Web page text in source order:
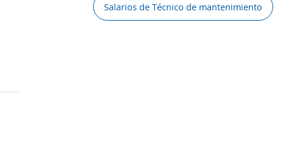
Salarios de Técnico de mantenimiento